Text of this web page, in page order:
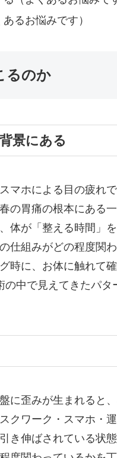
るお悩みです）
るのか
景にある
マホによる目の疲れ
の胃痛の根本にある
体が「整える時間」
仕組みがどの程度関
時に、お体に触れて
中で見えてきたパ
に歪みが生まれると
クワーク・スマホ・
き伸ばされている状